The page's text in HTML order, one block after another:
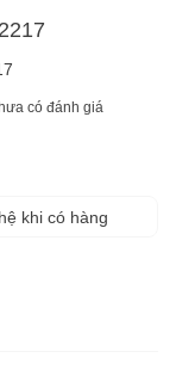
có đánh giá
khi có hàng